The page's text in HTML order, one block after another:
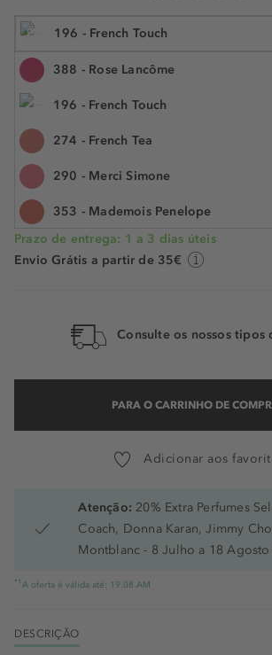
% 196 - French Touch
388 - Rose Lancôme
196 - French Touch
274 - French Tea
290 - Merci Simone
353 - Mademois Penelope
505 - Attrape Coeur
510 - Divine Idylle
89 - Mademois Lily
200 - French Drama
4.2 g
Prazo de entrega: 1 a 3 dias úteis
Envio Grátis a partir de 35€
Consulte os nossos tipos
PARA O CARRINHO DE
Adicionar aos
Atenção: 20% Extra Perfumes
Coach, Donna Karan, Jimmy
Montblanc - 8 Julho a 18 Agosto
*1 A oferta é válida até: 19.08.AM
DESCRIÇÃO